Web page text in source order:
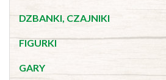
DZBANKI, CZAJNIKI
FIGURKI
GARY